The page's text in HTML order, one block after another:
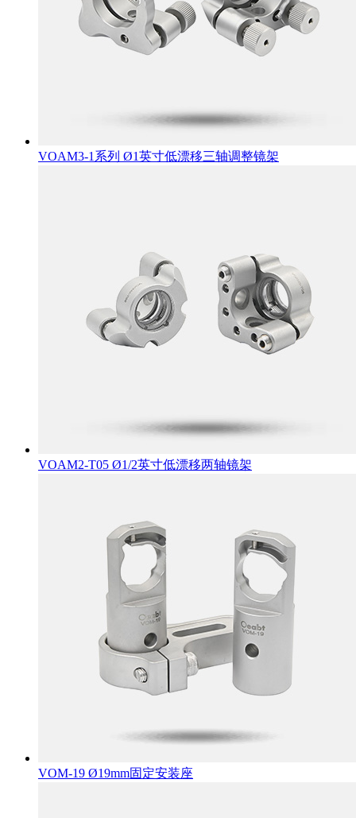
VOAM3-1系列 Ø1英寸低漂移三轴调整镜架
VOAM2-T05 Ø1/2英寸低漂移两轴镜架
VOM-19 Ø19mm固定安装座